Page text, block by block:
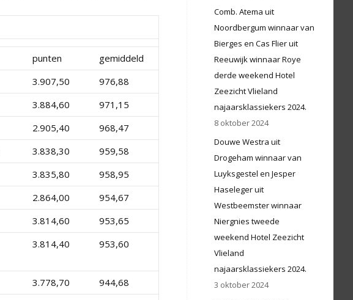
punten
gemiddeld
3.907,50
976,88
3.884,60
971,15
2.905,40
968,47
3.838,30
959,58
3.835,80
958,95
2.864,00
954,67
3.814,60
953,65
3.814,40 953,60
3.778,70
944,68
Comb. Atema uit
Noordbergum winnaar van
Bierges en Cas Flier uit
Reeuwijk winnaar Roye
derde weekend Hotel
Zeezicht Vlieland
najaarsklassiekers 2024.
8 oktober 2024
Douwe Westra uit
Drogeham winnaar van
Luyksgestel en Jesper
Haseleger uit
Westbeemster winnaar
Niergnies tweede
weekend Hotel Zeezicht
Vlieland
najaarsklassiekers 2024.
3 oktober 2024